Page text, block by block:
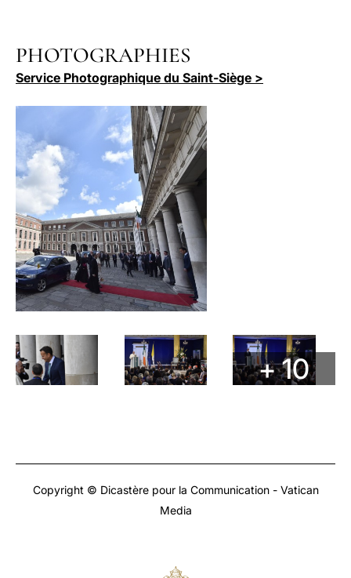
PHOTOGRAPHIES
Service Photographique du Saint-Siège >
+ 10
Copyright © Dicastère pour la Communication - Vatican
Media